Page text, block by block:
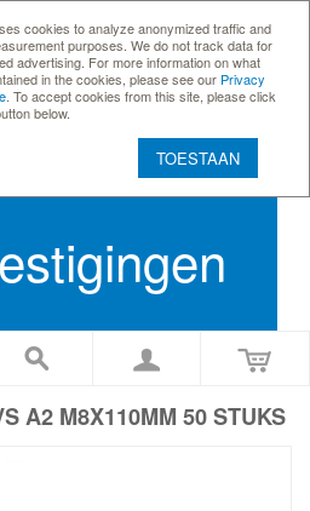
cookies to analyze anonymized traffic and
purposes. We do not track data for
advertising. For more information on what
in the cookies, please see our Privacy
. To accept cookies from this site, please click
below.
TOESTAAN
A2 M8X110MM 50 STUKS